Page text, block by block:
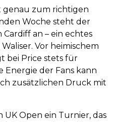
genau zum richtigen
Woche steht der
an – ein echtes
Vor heimischem
bei Price stets für
Energie der Fans kann
zusätzlichen Druck mit
Open ein Turnier, das